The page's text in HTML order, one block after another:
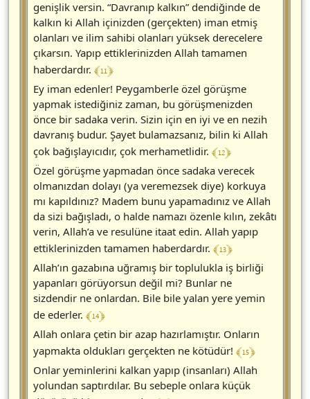
genişlik versin. “Davranıp kalkın” dendiğinde de
kalkın ki Allah içinizden (gerçekten) iman etmiş
olanları ve ilim sahibi olanları yüksek derecelere
çıkarsın. Yapıp ettiklerinizden Allah tamamen
haberdardır. ﴾ 11 ﴿
Ey iman edenler! Peygamberle özel görüşme
yapmak istediğiniz zaman, bu görüşmenizden
önce bir sadaka verin. Sizin için en iyi ve en nezih
davranış budur. Şayet bulamazsanız, bilin ki Allah
çok bağışlayıcıdır, çok merhametlidir. ﴾ 12 ﴿
Özel görüşme yapmadan önce sadaka verecek
olmanızdan dolayı (ya veremezsek diye) korkuya
mı kapıldınız? Madem bunu yapamadınız ve Allah
da sizi bağışladı, o halde namazı özenle kılın, zekâtı
verin, Allah’a ve resulüne itaat edin. Allah yapıp
ettiklerinizden tamamen haberdardır. ﴾ 13 ﴿
Allah’ın gazabına uğramış bir toplulukla iş birliği
yapanları görüyorsun değil mi? Bunlar ne
sizdendir ne onlardan. Bile bile yalan yere yemin
de ederler. ﴾ 14 ﴿
Allah onlara çetin bir azap hazırlamıştır. Onların
yapmakta oldukları gerçekten ne kötüdür! ﴾ 15 ﴿
Onlar yeminlerini kalkan yapıp (insanları) Allah
yolundan saptırdılar. Bu sebeple onlara küçük